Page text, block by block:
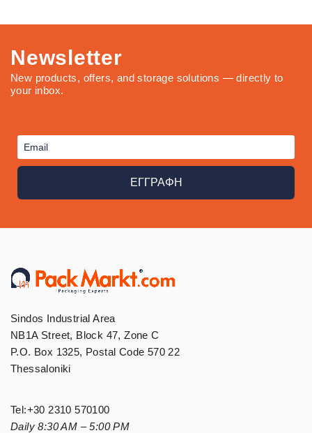
Newsletter
New products, offers, and storage solutions — directly to
your inbox.
ΕΓΓΡΑΦΗ
Sindos Industrial Area
NB1A Street, Block 47, Zone C
P.O. Box 1325, Postal Code 570 22
Thessaloniki
Tel:+30 2310 570100
Daily 8:30 AM – 5:00 PM